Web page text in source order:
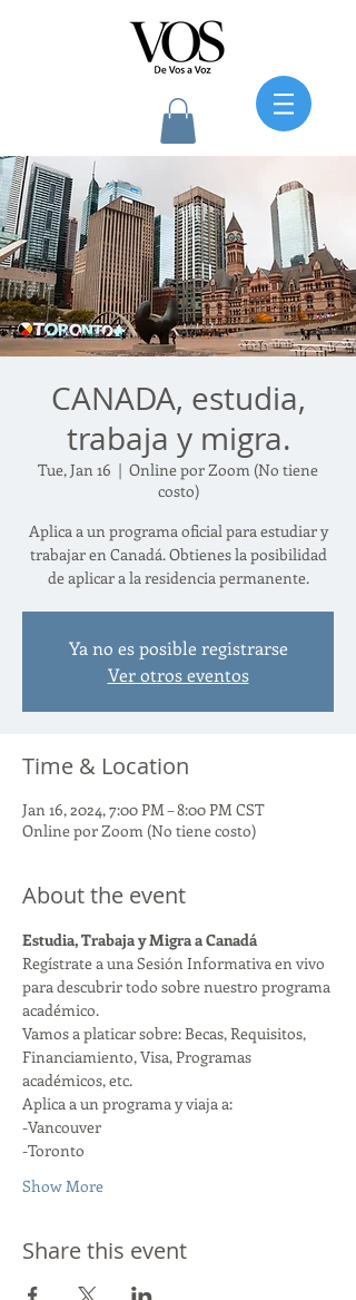
CANADA, estudia,
trabaja y migra.
Tue, Jan 16
  |
Online por Zoom (No tiene
costo)
Aplica a un programa oficial para estudiar y
trabajar en Canadá. Obtienes la posibilidad
de aplicar a la residencia permanente.
Ya no es posible registrarse
Ver otros eventos
Time & Location
Jan 16, 2024, 7:00 PM – 8:00 PM CST
Online por Zoom (No tiene costo)
About the event
Estudia, Trabaja y Migra a Canadá
Regístrate a una Sesión Informativa en vivo
para descubrir todo sobre nuestro programa
académico.
Vamos a platicar sobre: Becas, Requisitos,
Financiamiento, Visa, Programas
académicos, etc.
Aplica a un programa y viaja a:
-Vancouver
-Toronto
Show More
Share this event